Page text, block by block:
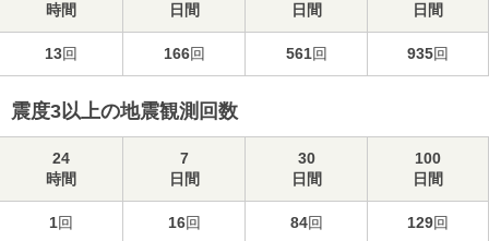
時間
日間
日間
日間
13回 166回 561回 935回
震度3以上の地震観測回数
24
時間
7
日間
30
日間
100
日間
1回 16回 84回 129回